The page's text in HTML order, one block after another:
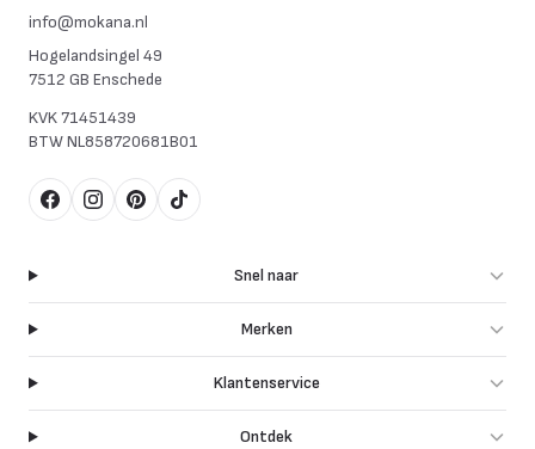
info@mokana.nl
Hogelandsingel 49
7512 GB Enschede
KVK71451439
BTWNL858720681B01
FacebookInstagram
Pinterest
TikTok
Snel naar
Merken
Klantenservice
Ontdek